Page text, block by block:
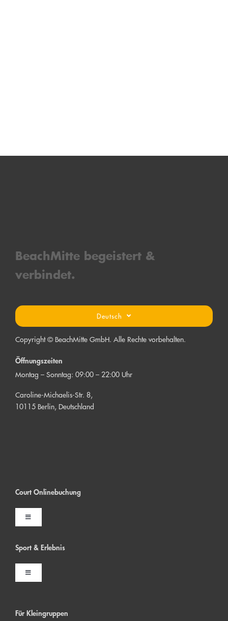
BeachMitte begeistert &
verbindet.
Deutsch
Copyright © BeachMitte GmbH. Alle Rechte vorbehalten.
Öffnungszeiten
Montag – Sonntag: 09:00 – 22:00 Uhr
Caroline-Michaelis-Str. 8,
10115 Berlin, Deutschland
Court Onlinebuchung
Toggle
Navigation
Indoor Court buchen
Outdoor Court buchen
Padel Court buchen
Sport & Erlebnis
Toggle
Navigation
Für Kleingruppen